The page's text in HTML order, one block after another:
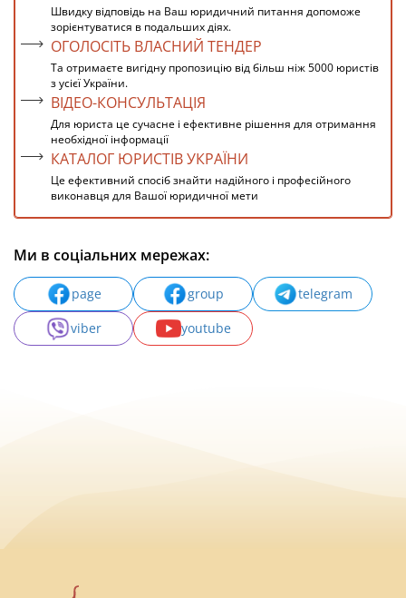
Швидку відповідь на Ваш юридичний питання допоможе
зорієнтуватися в подальших діях.
ОГОЛОСІТЬ ВЛАСНИЙ ТЕНДЕР
Та отримаєте вигідну пропозицію від більш ніж 5000 юристів
з усієї України.
ВІДЕО-КОНСУЛЬТАЦІЯ
Для юриста це сучасне і ефективне рішення для отримання
необхідної інформації
КАТАЛОГ ЮРИСТІВ УКРАЇНИ
Це ефективний спосіб знайти надійного і професійного
виконавця для Вашої юридичної мети
Ми в соціальних мережах:
page group
telegram
viber
youtube